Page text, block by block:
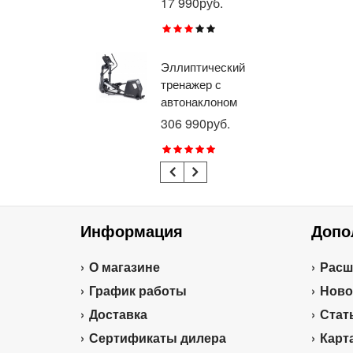
Эллиптический
тренажер с
автонаклоном
профессиональный
BRONZE GYM
E1000M PRO
TURBO (new)
306 990руб.
Информация
О магазине
График работы
Доставка
Сертификаты дилера